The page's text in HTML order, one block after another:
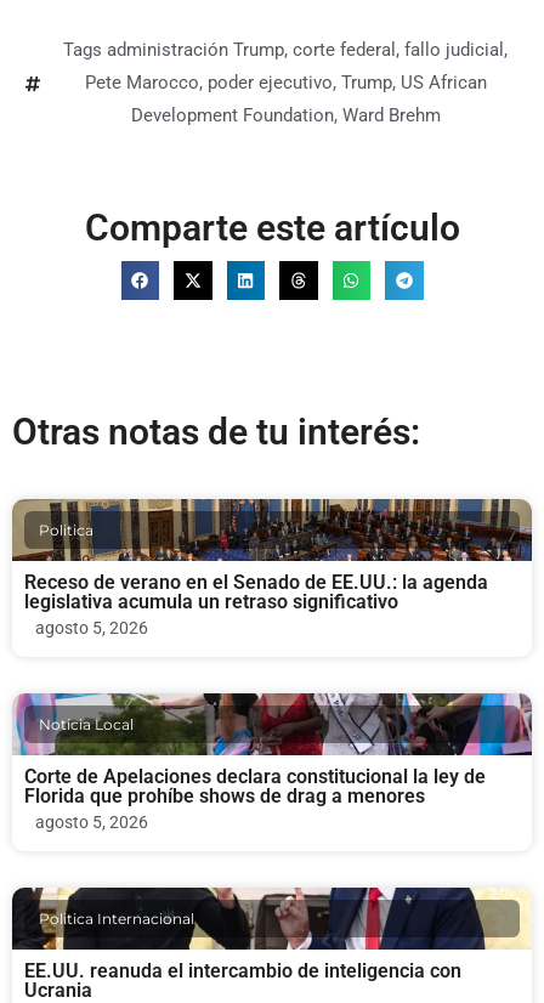
Tags administración Trump, corte federal , fallo judicial ,
Pete Marocco, poder ejecutivo, Trump, US African
Development Foundation, Ward Brehm
Comparte este artículo
Otras notas de tu interés:
Politica
Receso de verano en el Senado de EE.UU.: la agenda
legislativa acumula un retraso significativo
agosto 5, 2026
Noticia Local
Corte de Apelaciones declara constitucional la ley de
Florida que prohíbe shows de drag a menores
agosto 5, 2026
Politica Internacional
EE.UU. reanuda el intercambio de inteligencia con
Ucrania